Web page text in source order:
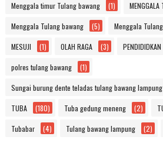
Menggala timur Tulang bawang (1) MENGGALA
Menggala Tulang bawang (5) Menggala
MESUJI (1) OLAH RAGA (3) PENDIDIDKAN
polres tulang bawang (1)
Sungai burung dente teladas tulang bawang lampung
TUBA (180) Tuba gedung meneng (2)
Tubabar (4) Tulang bawang lampung (2)